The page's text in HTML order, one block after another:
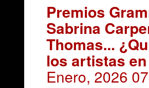
Premios
Sabrina
Thomas...
los artistas
Enero, 2026